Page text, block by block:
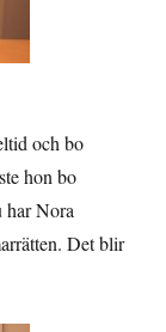
och bo
hon bo
har Nora
Det blir